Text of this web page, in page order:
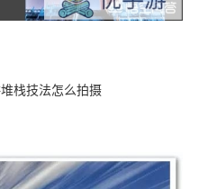
栈技法怎么拍摄